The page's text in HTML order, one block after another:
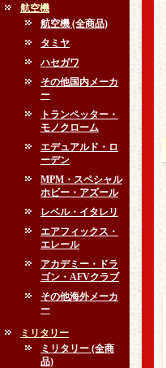
航空機
航空機 (全商品)
タミヤ
ハセガワ
その他国内メーカ
ー
トランペッター・
モノクローム
エデュアルド・ロ
ーデン
MPM・スペシャル
ホビー・アズール
レベル・イタレリ
エアフィックス・
エレール
アカデミー・ドラ
ゴン・AFVクラブ
その他海外メーカ
ー
ミリタリー
ミリタリー (全商
品)